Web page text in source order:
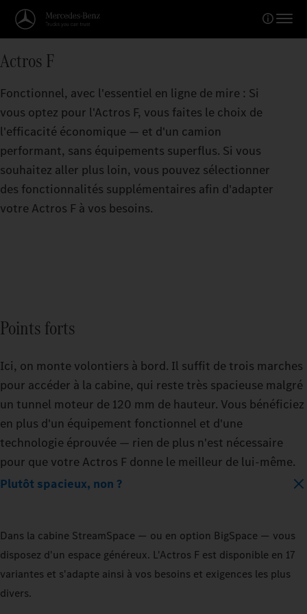
Actros F
Fonctionnel, avec l'essentiel en ligne de mire : Si
vous optez pour l'Actros F, vous faites le choix de
l'efficacité économique — et d'un camion
performant, sans équipements superflus. Si vous
souhaitez aller plus loin, vous pouvez sélectionner
des fonctionnalités supplémentaires afin d'adapter
votre Actros F à vos besoins.
Points forts
Ici, on monte volontiers à bord. Il suffit de trois marches
pour accéder à la cabine, qui reste très spacieuse malgré
un tunnel moteur de 120 mm de hauteur. Vous bénéficiez
en plus d'un équipement fonctionnel et d'une
technologie éprouvée — rien de plus n'est nécessaire
pour que votre Actros F donne le meilleur de lui-même.
Plutôt spacieux, non ?
Dans la cabine StreamSpace — ou en option BigSpace — vous
disposez d'un espace généreux. L'Actros F est disponible en 17
variantes et s'adapte ainsi à vos besoins et exigences les plus
divers.